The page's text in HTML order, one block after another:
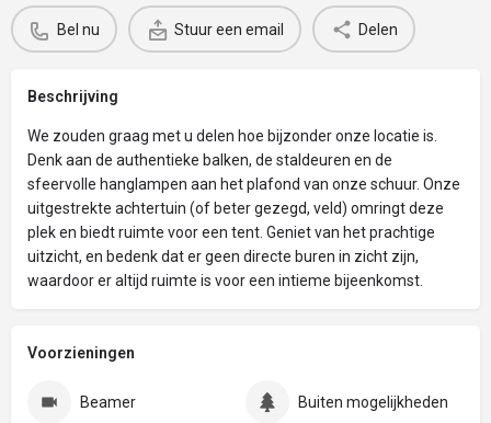
Bel nu Stuur een email Delen
Beschrijving
We zouden graag met u delen hoe bijzonder onze locatie is.
Denk aan de authentieke balken, de staldeuren en de
sfeervolle hanglampen aan het plafond van onze schuur. Onze
uitgestrekte achtertuin (of beter gezegd, veld) omringt deze
plek en biedt ruimte voor een tent. Geniet van het prachtige
uitzicht, en bedenk dat er geen directe buren in zicht zijn,
waardoor er altijd ruimte is voor een intieme bijeenkomst.
Voorzieningen
Beamer Buiten mogelijkheden